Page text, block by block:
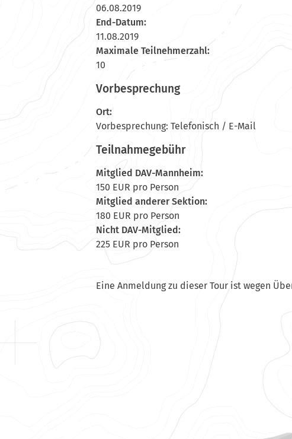
06.08.2019
End-Datum:
11.08.2019
Maximale Teilnehmerzahl:
10
Vorbesprechung
Ort:
Vorbesprechung: Telefonisch / E-Mail
Teilnahmegebühr
Mitglied DAV-Mannheim:
150 EUR pro Person
Mitglied anderer Sektion:
180 EUR pro Person
Nicht DAV-Mitglied:
225 EUR pro Person
Eine Anmeldung zu dieser Tour ist wegen